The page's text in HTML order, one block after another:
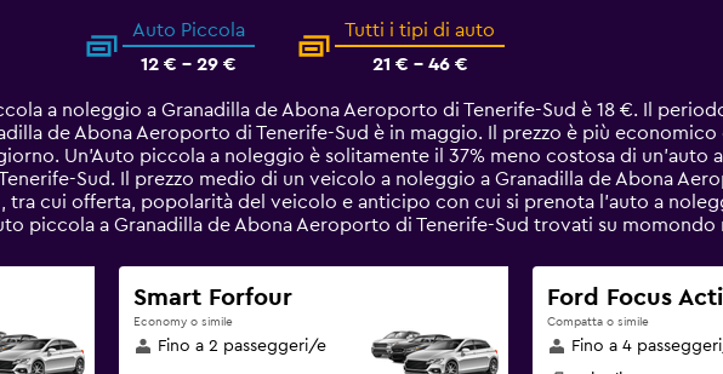
Auto Piccola
12 € - 29 €
Tutti i tipi di auto
21 € - 46 €
a noleggio a Granadilla de Abona Aeroporto di Tenerife-Sud è 18 €. Il
de Abona Aeroporto di Tenerife-Sud è in maggio. Il prezzo è più economico
Un'Auto piccola a noleggio è solitamente il 37% meno costosa di un'auto
Sud. Il prezzo medio di un veicolo a noleggio a Granadilla de Abona
tra cui offerta, popolarità del veicolo e anticipo con cui si prenota l'auto a
piccola a Granadilla de Abona Aeroporto di Tenerife-Sud trovati su momondo
Smart Forfour
Economy o simile
Fino a 2 passeggeri/e
Ford Focus
Compatta o simile
Fino a 4